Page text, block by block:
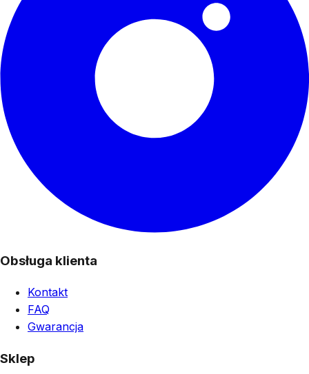
Obsługa klienta
Kontakt
FAQ
Gwarancja
Sklep